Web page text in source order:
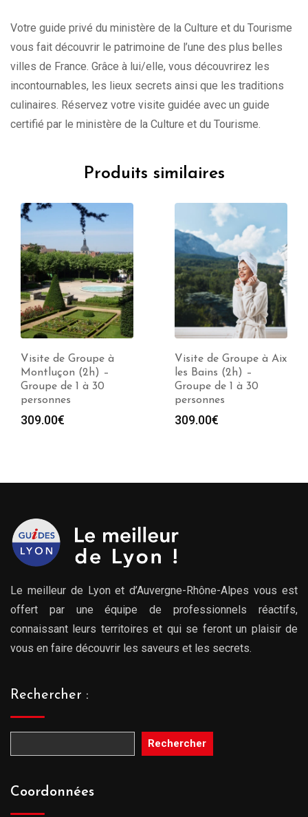
Votre guide privé du ministère de la Culture et du Tourisme
vous fait découvrir le patrimoine de l’une des plus belles
villes de France. Grâce à lui/elle, vous découvrirez les
incontournables, les lieux secrets ainsi que les traditions
culinaires. Réservez votre visite guidée avec un guide
certifié par le ministère de la Culture et du Tourisme.
Produits similaires
Visite de Groupe à
Montluçon (2h) –
Groupe de 1 à 30
personnes
309.00€
Visite de Groupe à Aix
les Bains (2h) –
Groupe de 1 à 30
personnes
309.00€
Le meilleur de Lyon et d’Auvergne-Rhône-Alpes vous est
offert par une équipe de professionnels réactifs,
connaissant leurs territoires et qui se feront un plaisir de
vous en faire découvrir les saveurs et les secrets.
Rechercher :
Rechercher
Coordonnées